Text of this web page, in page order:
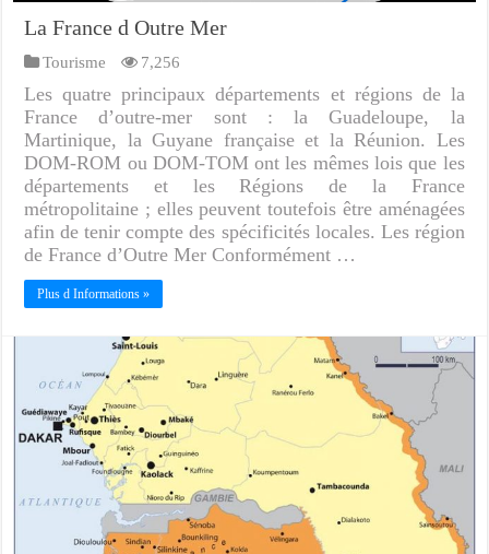
La France d Outre Mer
Tourisme 7,256
Les quatre principaux départements et régions de la
France d’outre-mer sont : la Guadeloupe, la
Martinique, la Guyane française et la Réunion. Les
DOM-ROM ou DOM-TOM ont les mêmes lois que les
départements et les Régions de la France
métropolitaine ; elles peuvent toutefois être aménagées
afin de tenir compte des spécificités locales. Les région
de France d’Outre Mer Conformément …
Plus d Informations »